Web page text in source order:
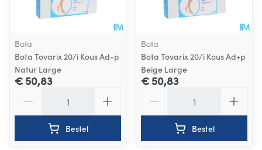
Bota
Bota Tovarix 20/i Kous Ad-p
Natur Large
€ 50,83
Bestel
Bota
Bota Tovarix 20/i Kous Ad+p
Beige Large
€ 50,83
Bestel